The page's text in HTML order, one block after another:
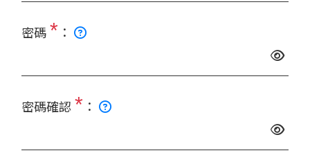
密碼 * ：
密碼確認 * ：